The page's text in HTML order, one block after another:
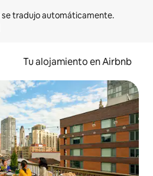
Tu alojamiento en Airbnb